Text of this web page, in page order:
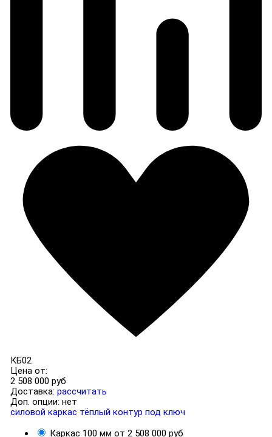
КБ02
Цена от:
2 508 000 руб
Доставка: рассчитать
Доп. опции: нет
силовой каркас тёплый контур под ключ
Каркас 100 мм от 2 508 000 руб